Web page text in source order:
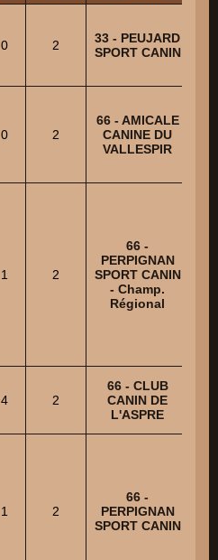
0 2
33 - PEUJARD
SPORT CANIN
0 2
66 - AMICALE
CANINE DU
VALLESPIR
1 2
66 -
PERPIGNAN
SPORT CANIN
- Champ.
Régional
4 2
66 - CLUB
CANIN DE
L'ASPRE
1 2
66 -
PERPIGNAN
SPORT CANIN